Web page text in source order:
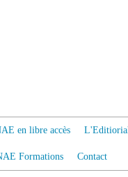
en libre accès
Formations Contact